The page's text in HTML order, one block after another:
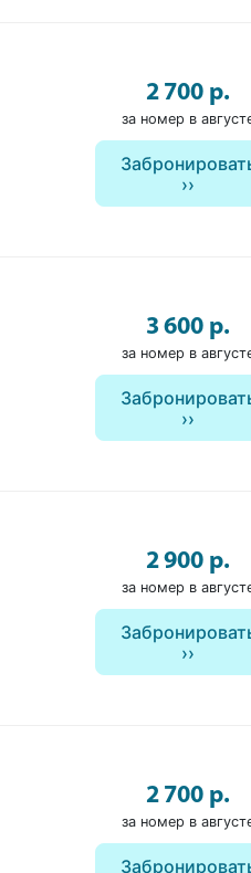
2 700 р.
за номер в
3 600 р.
за номер в
2 900 р.
за номер в
2 700 р.
за номер в